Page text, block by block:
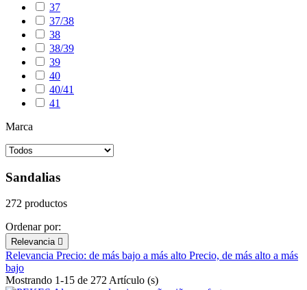
37
37/38
38
38/39
39
40
40/41
41
Marca
Sandalias
272 productos
Ordenar por:
Relevancia 
Relevancia Precio: de más bajo a más alto Precio, de más alto a más
bajo
Mostrando 1-15 de 272 Artículo (s)